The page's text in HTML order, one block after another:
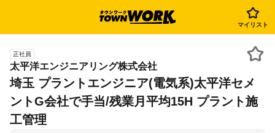
マイリスト
正社員
太平洋エンジニアリング株式会社
埼玉 プラントエンジニア(電気系)太平洋セメ
ントG会社で手当/残業月平均15H プラント施
工管理